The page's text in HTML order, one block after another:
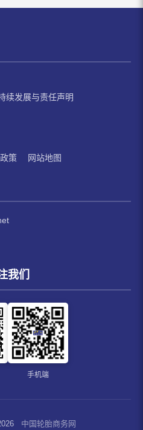
续发展与责任声明
策 网站地图
我们
手机端
中国轮胎商务网